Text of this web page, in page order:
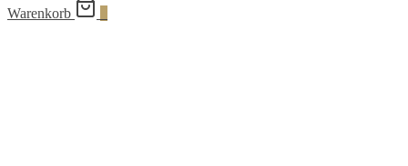
Warenkorb